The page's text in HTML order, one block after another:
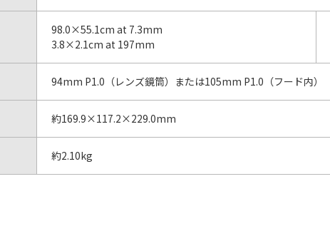
98.0×55.1cm at 7.3mm
3.8×2.1cm at 197mm
94mm P1.0（レンズ鏡筒）または105mm P1.0（フード内）
約169.9×117.2×229.0mm
約2.10kg